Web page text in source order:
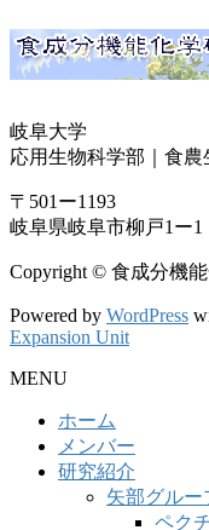
岐阜大学
応用生物科学部｜食農
〒501ー1193
岐阜県岐阜市柳戸1ー1
Copyright © 食成分機
Powered by WordPress
Expansion Unit
MENU
ホーム
メンバー
研究紹介
矢部グルー
ペク